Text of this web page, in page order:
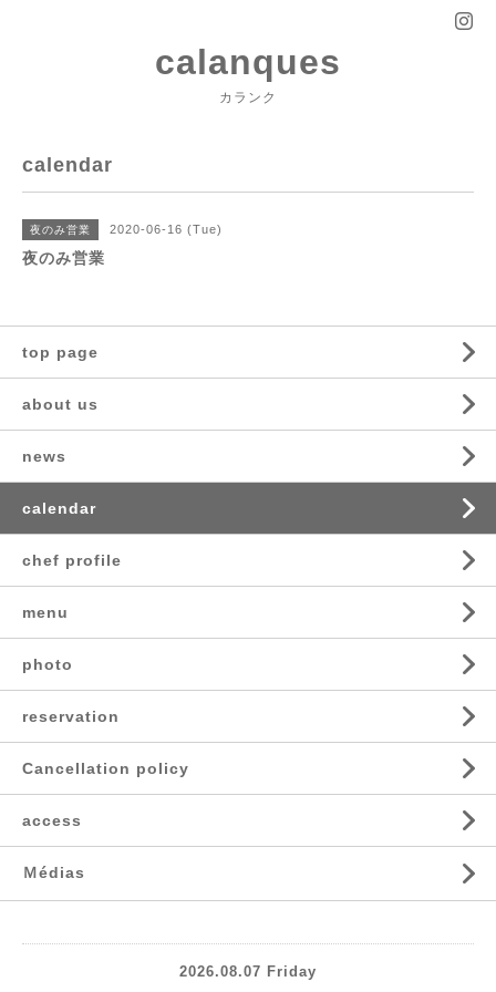
calanques
カランク
calendar
夜のみ営業 2020-06-16 (Tue)
夜のみ営業
top page
about us
news
calendar
chef profile
menu
photo
reservation
Cancellation policy
access
Ｍédias
2026.08.07 Friday